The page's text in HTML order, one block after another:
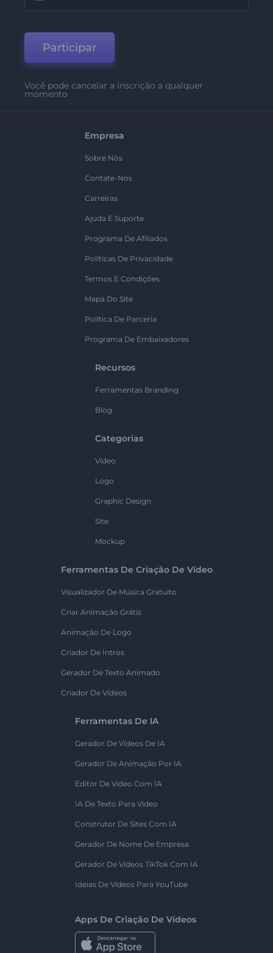
Participar
Você pode cancelar a inscrição a qualquer
momento
Empresa
Sobre Nós
Contate-Nos
Carreiras
Ajuda E Suporte
Programa De Afiliados
Políticas De Privacidade
Termos E Condições
Mapa Do Site
Política De Parceria
Programa De Embaixadores
Recursos
Ferramentas Branding
Blog
Categorias
Vídeo
Logo
Graphic Design
Site
Mockup
Ferramentas De Criação De Vídeo
Visualizador De Música Gratuito
Criar Animação Grátis
Animação De Logo
Criador De Intros
Gerador De Texto Animado
Criador De Vídeos
Ferramentas De IA
Gerador De Vídeos De IA
Gerador De Animação Por IA
Editor De Vídeo Com IA
IA De Texto Para Vídeo
Construtor De Sites Com IA
Gerador De Nome De Empresa
Gerador De Vídeos TikTok Com IA
Ideias De Vídeos Para YouTube
Apps De Criação De Vídeos